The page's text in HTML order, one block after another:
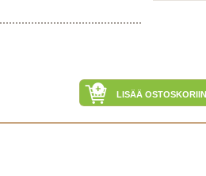
LISÄÄ OSTOSKORIIN